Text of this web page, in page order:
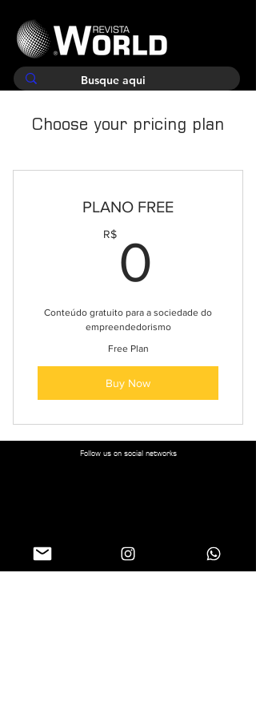
Choose your pricing plan
PLANO FREE
R$ 0
Conteúdo gratuito para a sociedade do
empreendedorismo
Free Plan
Buy Now
Follow us on social networks